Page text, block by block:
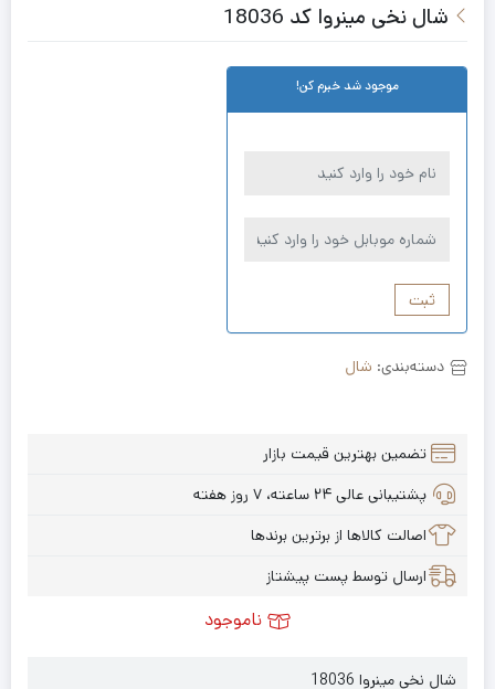
شال نخی مینروا کد 18036
موجود شد خبرم کن!
ثبت
دسته‌بندی: شال
تضمین بهترین قیمت بازار
پشتیبانی عالی ۲۴ ساعته، ۷ روز هفته
اصالت کالاها از برترین برندها
ارسال توسط پست پیشتاز
ناموجود
شال نخی مینروا 18036